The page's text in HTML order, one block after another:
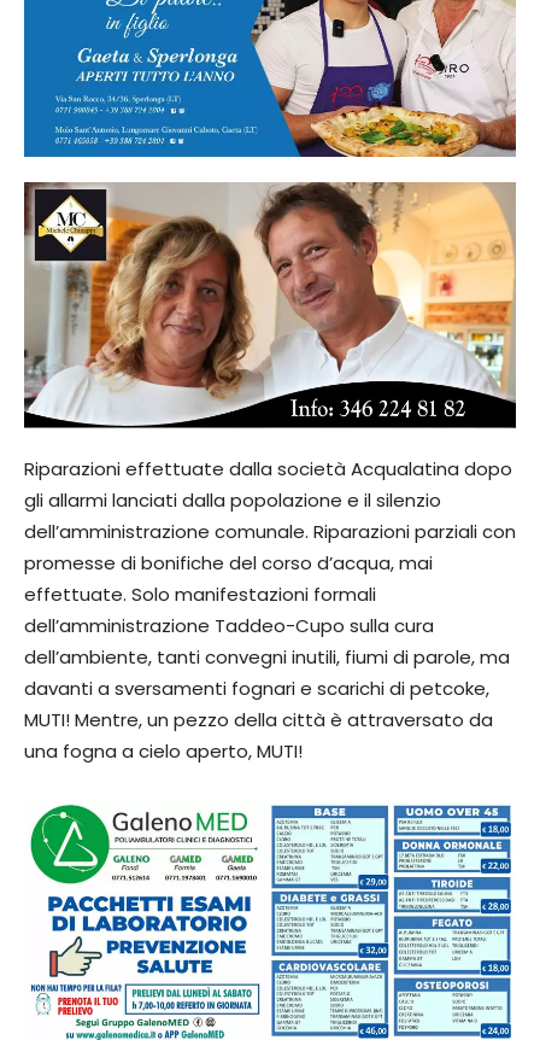
Riparazioni effettuate dalla società Acqualatina dopo
gli allarmi lanciati dalla popolazione e il silenzio
dell’amministrazione comunale. Riparazioni parziali con
promesse di bonifiche del corso d’acqua, mai
effettuate. Solo manifestazioni formali
dell’amministrazione Taddeo-Cupo sulla cura
dell’ambiente, tanti convegni inutili, fiumi di parole, ma
davanti a sversamenti fognari e scarichi di petcoke,
MUTI! Mentre, un pezzo della città è attraversato da
una fogna a cielo aperto, MUTI!